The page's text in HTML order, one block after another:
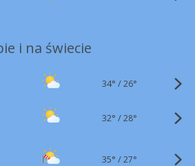
i na świecie
34° /26°
32° /28°
35° /27°